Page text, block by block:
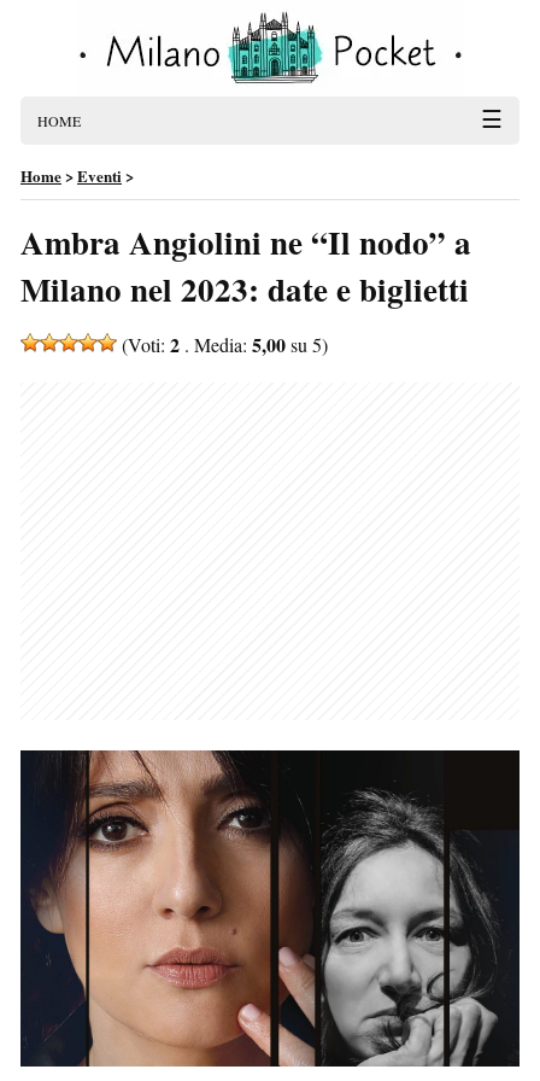
HOME ☰
Home>Eventi>
Ambra Angiolini ne “Il nodo” a
Milano nel 2023: date e biglietti
(Voti: 2 . Media: 5,00su 5)